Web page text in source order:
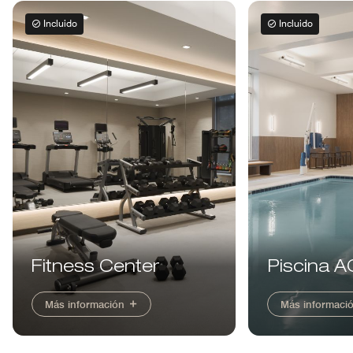
Incluido
Fitness Center
Más información
Incluido
Piscina
Más